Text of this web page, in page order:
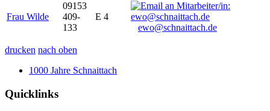
Frau Wilde
09153
409-
133
E 4
ewo@schnaittach.de
drucken nach oben
1000 Jahre Schnaittach
Quicklinks